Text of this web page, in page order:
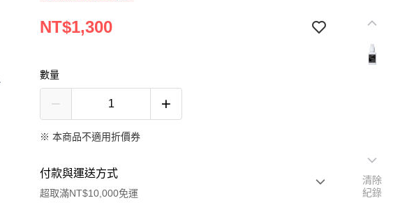
NT$1,300
數量
※ 本商品不適用折價券
付款與運送方式
超取滿NT$10,000免運
清除
紀錄